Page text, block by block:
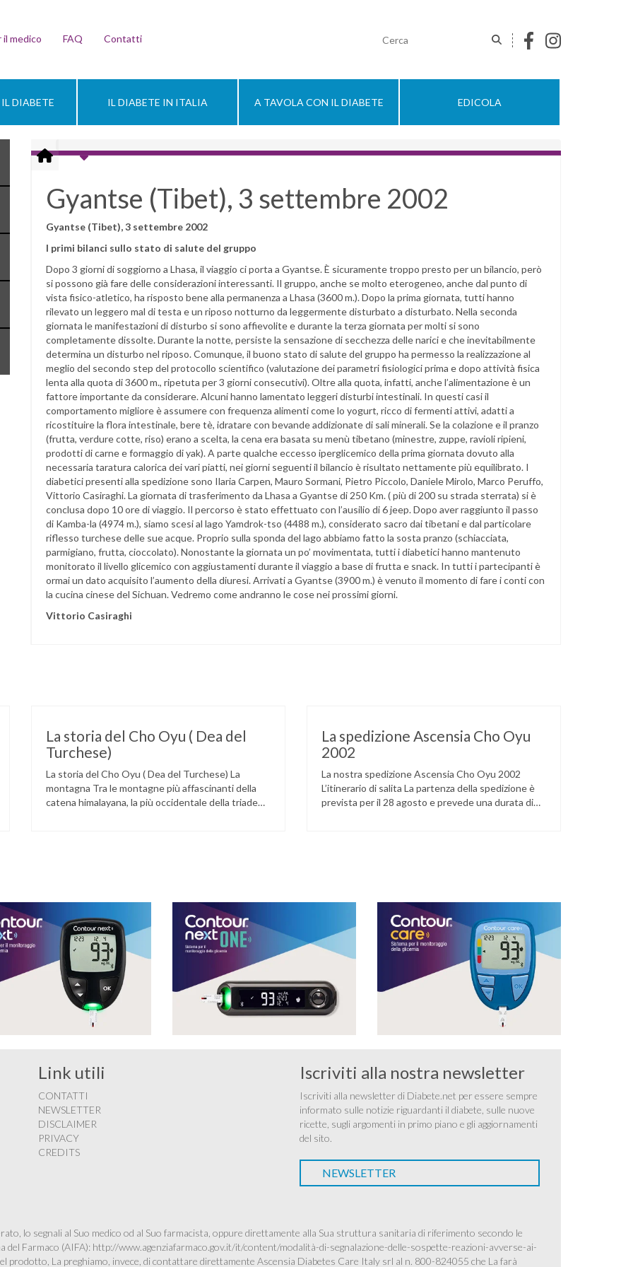
il medico FAQ Contatti
DIABETE IL DIABETE IN ITALIA A TAVOLA CON IL DIABETE EDICOLA
Gyantse (Tibet), 3 settembre 2002
Gyantse (Tibet), 3 settembre 2002
I primi bilanci sullo stato di salute del gruppo
Dopo 3 giorni di soggiorno a Lhasa, il viaggio ci porta a Gyantse. È sicuramente troppo presto per un bilancio, però
si possono già fare delle considerazioni interessanti. Il gruppo, anche se molto eterogeneo, anche dal punto di
vista fisico-atletico, ha risposto bene alla permanenza a Lhasa (3600 m.). Dopo la prima giornata, tutti hanno
rilevato un leggero mal di testa e un riposo notturno da leggermente disturbato a disturbato. Nella seconda
giornata le manifestazioni di disturbo si sono affievolite e durante la terza giornata per molti si sono
completamente dissolte. Durante la notte, persiste la sensazione di secchezza delle narici e che inevitabilmente
determina un disturbo nel riposo. Comunque, il buono stato di salute del gruppo ha permesso la realizzazione al
meglio del secondo step del protocollo scientifico (valutazione dei parametri fisiologici prima e dopo attività fisica
lenta alla quota di 3600 m., ripetuta per 3 giorni consecutivi). Oltre alla quota, infatti, anche l’alimentazione è un
fattore importante da considerare. Alcuni hanno lamentato leggeri disturbi intestinali. In questi casi il
comportamento migliore è assumere con frequenza alimenti come lo yogurt, ricco di fermenti attivi, adatti a
ricostituire la flora intestinale, bere tè, idratare con bevande addizionate di sali minerali. Se la colazione e il pranzo
(frutta, verdure cotte, riso) erano a scelta, la cena era basata su menù tibetano (minestre, zuppe, ravioli ripieni,
prodotti di carne e formaggio di yak). A parte qualche eccesso iperglicemico della prima giornata dovuto alla
necessaria taratura calorica dei vari piatti, nei giorni seguenti il bilancio è risultato nettamente più equilibrato. I
diabetici presenti alla spedizione sono Ilaria Carpen, Mauro Sormani, Pietro Piccolo, Daniele Mirolo, Marco Peruffo,
Vittorio Casiraghi. La giornata di trasferimento da Lhasa a Gyantse di 250 Km. ( più di 200 su strada sterrata) si è
conclusa dopo 10 ore di viaggio. Il percorso è stato effettuato con l’ausilio di 6 jeep. Dopo aver raggiunto il passo
di Kamba-la (4974 m.), siamo scesi al lago Yamdrok-tso (4488 m.), considerato sacro dai tibetani e dal particolare
riflesso turchese delle sue acque. Proprio sulla sponda del lago abbiamo fatto la sosta pranzo (schiacciata,
parmigiano, frutta, cioccolato). Nonostante la giornata un po’ movimentata, tutti i diabetici hanno mantenuto
monitorato il livello glicemico con aggiustamenti durante il viaggio a base di frutta e snack. In tutti i partecipanti è
ormai un dato acquisito l’aumento della diuresi. Arrivati a Gyantse (3900 m.) è venuto il momento di fare i conti con
la cucina cinese del Sichuan. Vedremo come andranno le cose nei prossimi giorni.
Vittorio Casiraghi
La storia del Cho Oyu ( Dea del
Turchese)
La storia del Cho Oyu ( Dea del Turchese) La
montagna Tra le montagne più affascinanti della
catena himalayana, la più occidentale della triade
La spedizione Ascensia Cho Oyu
2002
La nostra spedizione Ascensia Cho Oyu 2002
L’itinerario di salita La partenza della spedizione è
prevista per il 28 agosto e prevede una durata di
Link utili
CONTATTI
NEWSLETTER
DISCLAIMER
PRIVACY
CREDITS
Iscriviti alla nostra newsletter
Iscriviti alla newsletter di Diabete.net per essere sempre
informato sulle notizie riguardanti il diabete, sulle nuove
ricette, sugli argomenti in primo piano e gli aggiornamenti
del sito.
NEWSLETTER
lo segnali al Suo medico od al Suo farmacista, oppure direttamente alla Sua struttura sanitaria di riferimento secondo le
del Farmaco (AIFA): http://www.agenziafarmaco.gov.it/it/content/modalità-di-segnalazione-delle-sospette-reazioni-avverse-ai-
prodotto, La preghiamo, invece, di contattare direttamente Ascensia Diabetes Care Italy srl al n. 800-824055 che La farà